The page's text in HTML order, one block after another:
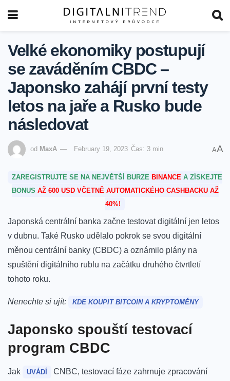
Velké ekonomiky postupují
se zaváděním CBDC –
Japonsko zahájí první testy
letos na jaře a Rusko bude
následovat
od MaxA February 19, 2023 Čas: 3 min AA
ZAREGISTRUJTE SE NA NEJVĚTŠÍ BURZE BINANCE A ZÍSKEJTE
BONUS AŽ 600 USD VČETNĚ AUTOMATICKÉHO CASHBACKU AŽ
40%!
Japonská centrální banka začne testovat digitální jen letos
v dubnu. Také Rusko udělalo pokrok se svou digitální
měnou centrální banky (CBDC) a oznámilo plány na
spuštění digitálního rublu na začátku druhého čtvrtletí
tohoto roku.
Nenechte si ujít: KDE KOUPIT BITCOIN A KRYPTOMĚNY
Japonsko spouští testovací
program CBDC
Jak UVÁDÍ
CNBC, testovací fáze zahrnuje zpracování